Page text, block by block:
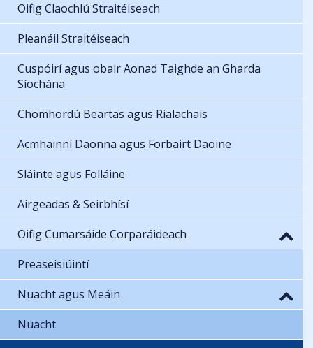
Oifig Claochlú Straitéiseach
Pleanáil Straitéiseach
Cuspóirí agus obair Aonad Taighde an Gharda
Síochána
Chomhordú Beartas agus Rialachais
Acmhainní Daonna agus Forbairt Daoine
Sláinte agus Folláine
Airgeadas & Seirbhísí
Oifig Cumarsáide Corparáideach
Preaseisiúintí
Nuacht agus Meáin
Nuacht